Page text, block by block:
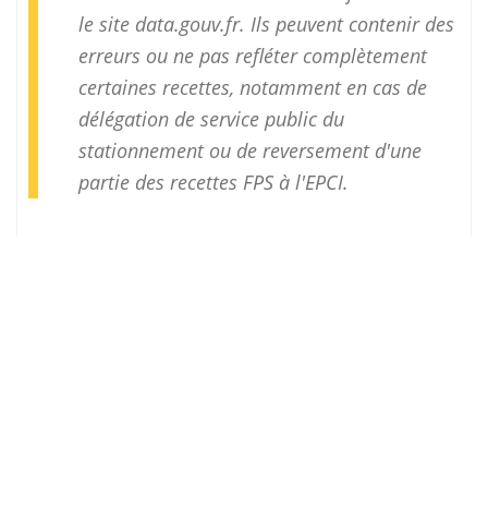
le site data.gouv.fr. Ils peuvent contenir des
erreurs ou ne pas refléter complètement
certaines recettes, notamment en cas de
délégation de service public du
stationnement ou de reversement d'une
partie des recettes FPS à l'EPCI.